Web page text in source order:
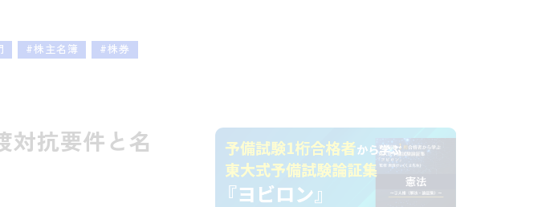
#株主名簿 #株券
対抗要件と名